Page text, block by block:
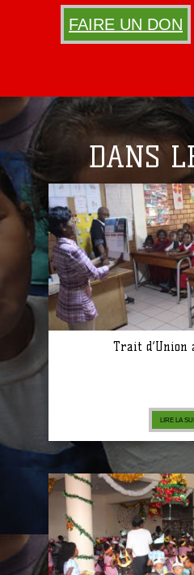
FAIRE UN DON
DANS
Trait d’Union
LIRE LA